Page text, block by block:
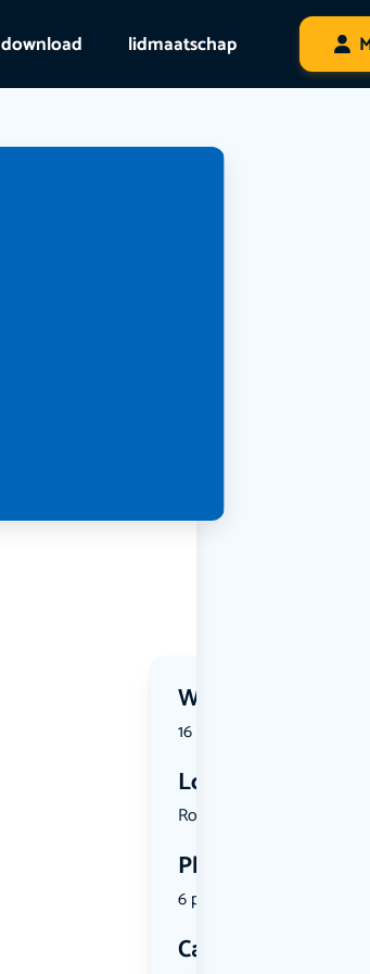
download lidmaatschap
Wanneer?
16 July 2026 | 09:50
Locatie
Rokin 20, ...
Plekken
6 plekken beschikbaar
Categorie